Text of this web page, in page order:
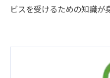
ビスを受けるための知識が